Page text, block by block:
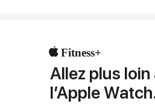
Fitness+
Allez plus
l’Apple